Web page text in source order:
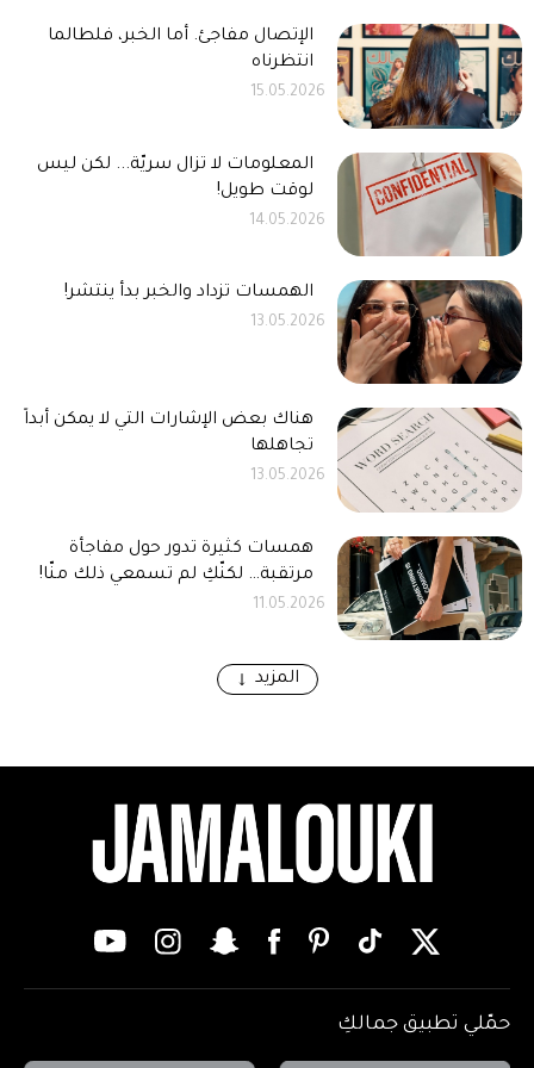
الإتصال مفاجئ. أما الخبر، فلطالما
انتظرناه
15.05.2026
المعلومات لا تزال سريّة... لكن ليس
لوقت طويل!
14.05.2026
الهمسات تزداد والخبر بدأ ينتشر!
13.05.2026
هناك بعض الإشارات التي لا يمكن أبداً
تجاهلها
13.05.2026
همسات كثيرة تدور حول مفاجأة
مرتقبة… لكنّكِ لم تسمعي ذلك منّا!
11.05.2026
المزيد
حمّلي تطبيق جمالكِ